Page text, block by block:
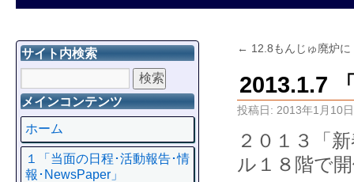
← 12.8もんじゅ廃炉
2013.1.7
投稿日: 2013年1月10日
２０１３「
ル１８階で
サイト内検索
メインコンテンツ
ホーム
１「当面の日程･活動報告･情
報･NewsPaper」